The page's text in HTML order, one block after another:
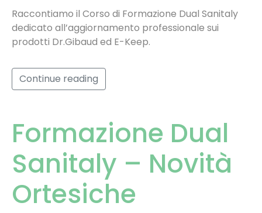
Raccontiamo il Corso di Formazione Dual Sanitaly
dedicato all’aggiornamento professionale sui
prodotti Dr.Gibaud ed E-Keep.
Continue reading
Formazione Dual
Sanitaly – Novità
Ortesiche